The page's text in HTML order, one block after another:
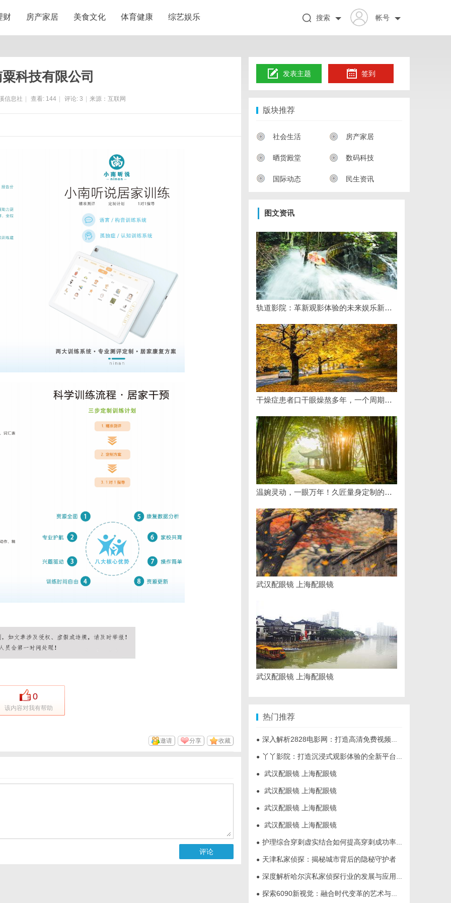
财 房产家居 美食文化 体育健康 综艺娱乐 帐号
搜索
科技有限公司
信息社 查看: 144 评论: 3 来源：互联网
0
该内容对我有帮助
收藏
分享
邀请
评论
发表主题 签到
版块推荐
社会生活 房产家居
晒货殿堂 数码科技
国际动态 民生资讯
图文资讯
轨道影院：革新观影体验的未来娱乐新模式
干燥症患者口干眼燥熬多年，一个周期缓过来？老中医：一张辨证方对症，身体找回津液
温婉灵动，一眼万年！久匠量身定制的眉眼唇，才是你整张脸的点睛之笔！淡颜系女生的气质加分项
武汉配眼镜 上海配眼镜
武汉配眼镜 上海配眼镜
热门推荐
● 深入解析2828电影网：打造高清免费视频观影新体验
● 丫丫影院：打造沉浸式观影体验的全新平台探索
● 武汉配眼镜 上海配眼镜
● 武汉配眼镜 上海配眼镜
● 武汉配眼镜 上海配眼镜
● 武汉配眼镜 上海配眼镜
● 护理综合穿刺虚实结合如何提高穿刺成功率？立方幻境给出答案
● 天津私家侦探：揭秘城市背后的隐秘守护者
● 深度解析哈尔滨私家侦探行业的发展与应用现状
● 探索6090新视觉：融合时代变革的艺术与创新之旅